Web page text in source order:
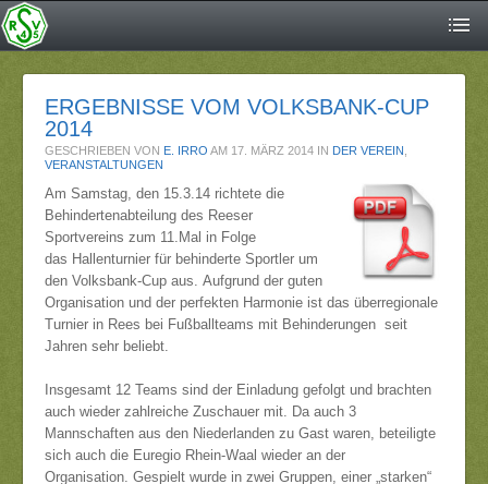
ERGEBNISSE VOM VOLKSBANK-CUP
2014
GESCHRIEBEN VON E. IRRO AM 17. MÄRZ 2014 IN DER VEREIN
VERANSTALTUNGEN
Am Samstag, den 15.3.14 richtete die
Behindertenabteilung des Reeser
Sportvereins zum 11.Mal in Folge
das Hallenturnier für behinderte Sportler um
den Volksbank-Cup aus. Aufgrund der guten
Organisation und der perfekten Harmonie ist das überregionale
Turnier in Rees bei Fußballteams mit Behinderungen seit
Jahren sehr beliebt.
Insgesamt 12 Teams sind der Einladung gefolgt und brachten
auch wieder zahlreiche Zuschauer mit. Da auch 3
Mannschaften aus den Niederlanden zu Gast waren, beteiligte
sich auch die Euregio Rhein-Waal wieder an der
Organisation. Gespielt wurde in zwei Gruppen, einer „starken“